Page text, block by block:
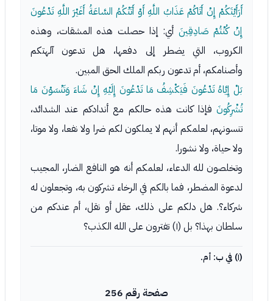
أَرَأَيْتَكُمْ إِنْ أَتَاكُمْ عَذَابُ اللَّهِ أَوْ أَتَتْكُمُ السَّاعَةُ أَغَيْرَ اللَّهِ تَدْعُونَ
إِنْ كُنْتُمْ صَادِقِينَ أي: إذا حصلت هذه المشقات، وهذه
الكروب، التي يضطر إلى دفعها، هل تدعون آلهتكم
وأصنامكم، أم تدعون ربكم الملك الحق المبين.
بَلْ إِيَّاهُ تَدْعُونَ فَيَكْشِفُ مَا تَدْعُونَ إِلَيْهِ إِنْ شَاءَ وَتَنْسَوْنَ مَا
تُشْرِكُونَ فإذا كانت هذه حالكم مع أندادكم عند الشدائد،
تنسونهم، لعلمكم أنهم لا يملكون لكم ضرا ولا نفعا، ولا موتا،
ولا حياة، ولا نشورا.
وتخلصون لله الدعاء، لعلمكم أنه هو النافع الضار، المجيب
لدعوة المضطر، فما بالكم في الرخاء تشركون به، وتجعلون له
شركاء؟. هل دلكم على ذلك، عقل أو نقل، أم عندكم من
سلطان بهذا؟ بل (١) تفترون على الله الكذب؟
(١) في ب: أم.
صفحة رقم 256